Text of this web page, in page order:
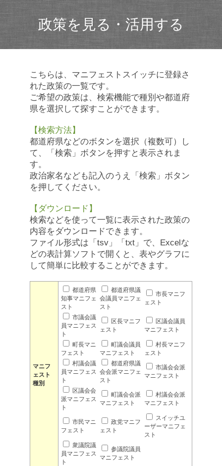
政策を見る・活用する
こちらは、マニフェストスイッチに登録さ
れた政策の一覧です。
ご希望の政策は、検索機能で種別や都道府
県を選択して探すことができます。
【検索方法】
都道府県などのボタンを選択（複数可）し
て、「検索」ボタンを押すと表示されま
す。
政治家名なども記入のうえ「検索」ボタン
を押してください。
【ダウンロード】
検索などを使って一覧に表示された政策の
内容をダウンロードできます。
ファイル形式は「tsv」「txt」で、Excelな
どの表計算ソフトで開くと、表やグラフに
して簡単に比較することができます。
マニフ
ェスト
種別
都道府県
知事マニフェ
スト
都道府県議
会議員マニフェ
スト
市長マニフ
ェスト
市議会議
員マニフェス
ト
区長マニフ
ェスト
区議会議員
マニフェスト
町長マニ
フェスト
町議会議員
マニフェスト
村長マニフ
ェスト
村議会議
員マニフェス
ト
都道府県議
会会派マニフェ
スト
市議会会派
マニフェスト
区議会会
派マニフェス
ト
町議会会派
マニフェスト
村議会会派
マニフェスト
市民マニ
フェスト
政党マニフ
ェスト
スイッチユ
ーザーマニフェ
スト
衆議院議
員マニフェス
ト
参議院議員
マニフェスト